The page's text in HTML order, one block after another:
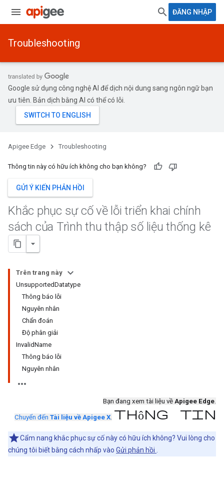
ĐĂNG NHẬP
Troubleshooting
Google sử dụng công nghệ AI để dịch nội dung sang ngôn ngữ bạn
ưu tiên. Bản dịch bằng AI có thể có lỗi.
Apigee Edge Troubleshooting
Thông tin này có hữu ích không cho bạn không?
GỬI Ý KIẾN PHẢN HỒI
Khắc phục sự cố về lỗi triển khai chính
sách của Trình thu thập số liệu thống kê
Trên trang này
UnsupportedDatatype
Thông báo lỗi
Nguyên nhân
Chẩn đoán
Độ phân giải
InvalidName
Thông báo lỗi
Nguyên nhân
Bạn đang xem tài liệu về Apigee Edge.
Chuyển đến Tài liệu về Apigee X. thông tin
Cẩm nang khắc phục sự cố này có hữu ích không? Vui lòng cho
chúng tôi biết bằng cách nhấp vào Gửi phản hồi